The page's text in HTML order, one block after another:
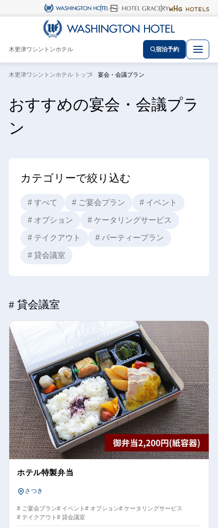
木更津ワシントンホテル 宿泊予約
木更津ワシントンホテル トップ 宴会・会議プラン
おすすめの宴会・会議プラ
ン
カテゴリーで絞り込む
# すべて # ご宴会プラン # イベント
# オプション # ケータリングサービス
# テイクアウト # パーティープラン
# 貸会議室
# 貸会議室
ホテル特製弁当
さつき
# ご宴会プラン# イベント # オプション# ケータリングサービス
# テイクアウト # 貸会議室